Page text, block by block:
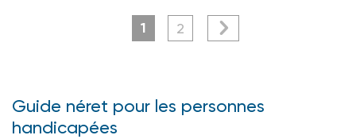
1 2
Guide néret pour les personnes
handicapées